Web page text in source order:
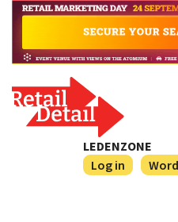
LEDENZONE
Log in